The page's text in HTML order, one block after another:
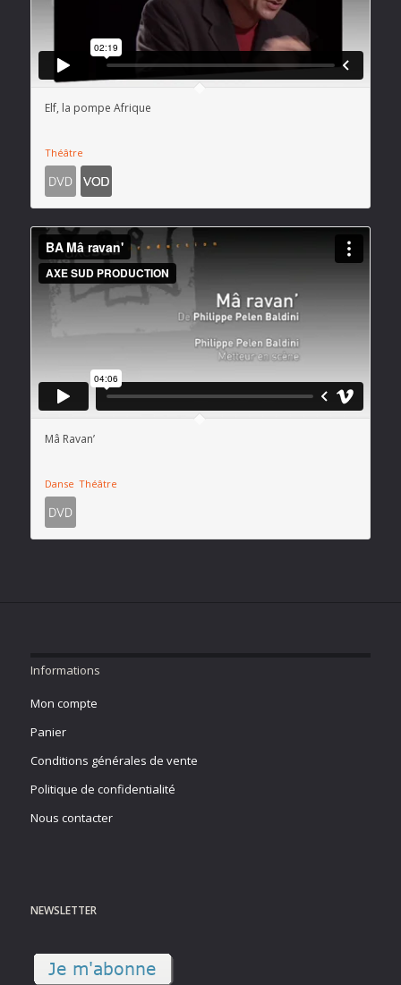
Elf, la pompe Afrique
Théâtre
Mâ Ravan’
Danse Théâtre
Informations
Mon compte
Panier
Conditions générales de vente
Politique de confidentialité
Nous contacter
NEWSLETTER